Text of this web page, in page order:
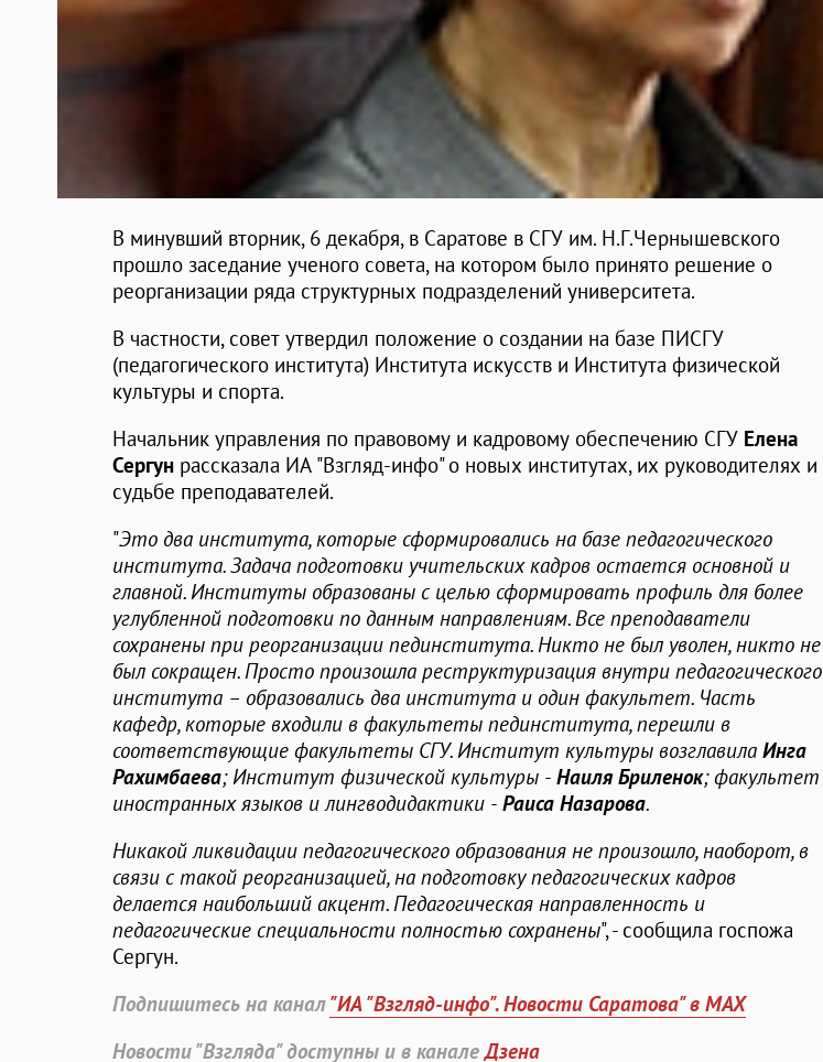
В минувший вторник, 6 декабря, в Саратове в СГУ им. Н.Г.Чернышевского
прошло заседание ученого совета, на котором было принято решение о
реорганизации ряда структурных подразделений университета.
В частности, совет утвердил положение о создании на базе ПИСГУ
(педагогического института) Института искусств и Института физической
культуры и спорта.
Начальник управления по правовому и кадровому обеспечению СГУ Елена
Сергун рассказала ИА "Взгляд-инфо" о новых институтах, их руководителях и
судьбе преподавателей.
"Это два института, которые сформировались на базе педагогического
института. Задача подготовки учительских кадров остается основной и
главной. Институты образованы с целью сформировать профиль для более
углубленной подготовки по данным направлениям. Все преподаватели
сохранены при реорганизации пединститута. Никто не был уволен, никто не
был сокращен. Просто произошла реструктуризация внутри педагогического
института – образовались два института и один факультет. Часть
кафедр, которые входили в факультеты пединститута, перешли в
соответствующие факультеты СГУ. Институт культуры возглавила Инга
Рахимбаева; Институт физической культуры - Наиля Бриленок; факультет
иностранных языков и лингводидактики - Раиса Назарова.
Никакой ликвидации педагогического образования не произошло, наоборот, в
связи с такой реорганизацией, на подготовку педагогических кадров
делается наибольший акцент. Педагогическая направленность и
педагогические специальности полностью сохранены", - сообщила госпожа
Сергун.
Подпишитесь на канал"ИА "Взгляд-инфо". Новости Саратова" в MAX
Новости "Взгляда" доступны и в каналеДзена